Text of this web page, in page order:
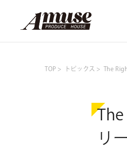
TOP トピックス The
リ